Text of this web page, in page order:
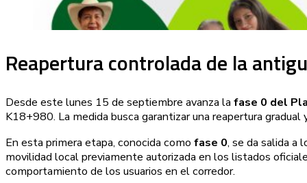
Reapertura controlada de la
Desde este lunes 15 de septiembre avanza la fase 0 del
K18+980. La medida busca garantizar una reapertura
En esta primera etapa, conocida como fase 0, se da salida a
movilidad local previamente autorizada en los listados
comportamiento de los usuarios en el corredor.